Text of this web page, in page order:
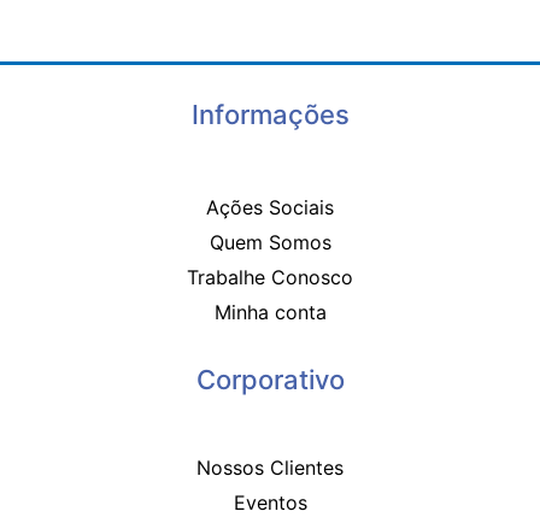
Informações
Ações Sociais
Quem Somos
Trabalhe Conosco
Minha conta
Corporativo
Nossos Clientes
Eventos